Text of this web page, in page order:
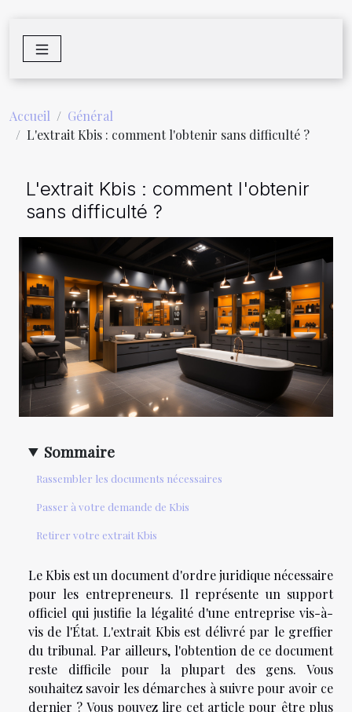
Accueil
Général
L'extrait Kbis : comment l'obtenir sans difficulté ?
L'extrait Kbis : comment l'obtenir
sans difficulté ?
Sommaire
Rassembler les documents nécessaires
Passer à votre demande de Kbis
Retirer votre extrait Kbis
Le Kbis est un document d'ordre juridique nécessaire
pour les entrepreneurs. Il représente un support
officiel qui justifie la légalité d'une entreprise vis-à-
vis de l'État. L'extrait Kbis est délivré par le greffier
du tribunal. Par ailleurs, l'obtention de ce document
reste difficile pour la plupart des gens. Vous
souhaitez savoir les démarches à suivre pour avoir ce
dernier ? Vous pouvez lire cet article pour être plus